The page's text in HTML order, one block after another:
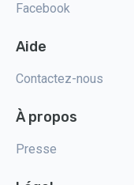
Facebook
Aide
Contactez-nous
À propos
Presse